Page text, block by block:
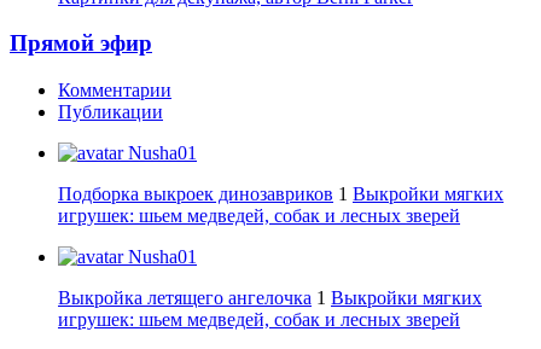
Прямой эфир
Комментарии
Публикации
Nusha01
Подборка выкроек динозавриков 1 Выкройки мягких
игрушек: шьем медведей, собак и лесных зверей
Nusha01
Выкройка летящего ангелочка 1 Выкройки мягких
игрушек: шьем медведей, собак и лесных зверей